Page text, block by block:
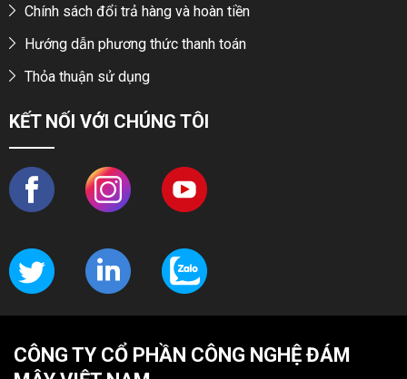
Chính sách đổi trả hàng và hoàn tiền
Hướng dẫn phương thức thanh toán
Thỏa thuận sử dụng
KẾT NỐI VỚI CHÚNG TÔI
CÔNG TY CỔ PHẦN CÔNG NGHỆ ĐÁM